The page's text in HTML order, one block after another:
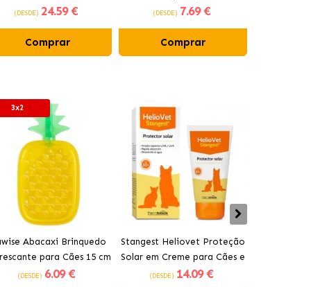
húmida para gatos com
(DESDE) 24.59 €
Comprar
(DESDE) 7.69 €
Comprar
3x2
Abacaxi Brinquedo
para Cães 15 cm
(DESDE) 6.09 €
Stangest Heliovet Proteção
Solar em Creme para Cães e
Gatos FPS 50+
(DESDE) 14.09 €